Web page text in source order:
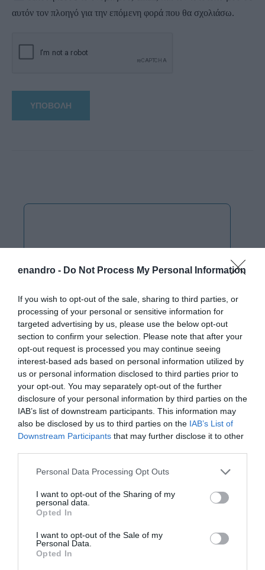
enandro - Do Not Process My Personal Information
If you wish to opt-out of the sale, sharing to third parties, or
processing of your personal or sensitive information for
targeted advertising by us, please use the below opt-out
section to confirm your selection. Please note that after your
opt-out request is processed you may continue seeing
interest-based ads based on personal information utilized by
us or personal information disclosed to third parties prior to
your opt-out. You may separately opt-out of the further
disclosure of your personal information by third parties on the
IAB’s list of downstream participants. This information may
also be disclosed by us to third parties on the IAB’s List of
Downstream Participants that may further disclose it to other
Please note that this website/app uses one or more Google
not limited to your visit or usage behaviour. You may click to
grant or deny consent to Google and its third-party tags to
use your data for below specified purposes in below Google
consent section.
Personal Data Processing Opt Outs
I want to opt-out of the Sharing of my
personal data.
Opted In
I want to opt-out of the Sale of my
Personal Data.
Opted In
αυτόν τον πλοηγό για την επόμενη φορά που θα σχολιάσω.